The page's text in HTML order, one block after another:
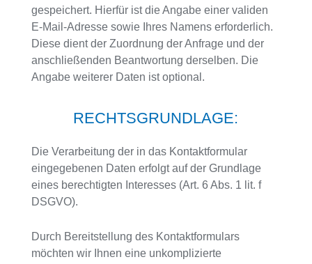
gespeichert. Hierfür ist die Angabe einer validen
E-Mail-Adresse sowie Ihres Namens erforderlich.
Diese dient der Zuordnung der Anfrage und der
anschließenden Beantwortung derselben. Die
Angabe weiterer Daten ist optional.
RECHTSGRUNDLAGE:
Die Verarbeitung der in das Kontaktformular
eingegebenen Daten erfolgt auf der Grundlage
eines berechtigten Interesses (Art. 6 Abs. 1 lit. f
DSGVO).
Durch Bereitstellung des Kontaktformulars
möchten wir Ihnen eine unkomplizierte